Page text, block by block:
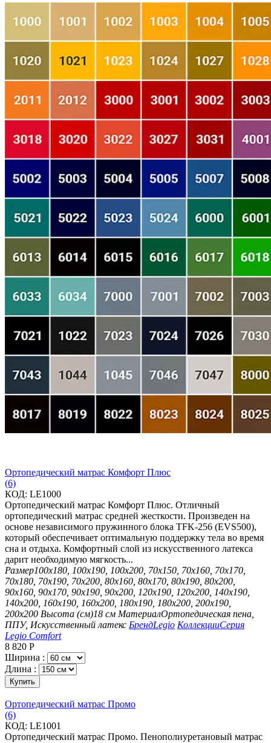
Ортопедический матрас Комфорт Плюс
(6)
КОД: LE1000
Ортопедический матрас Комфорт Плюс. Отличный
ортопедический матрас средней жесткости. Произведен на
основе независимого пружинного блока TFK-256 (EVS500),
который обеспечивает оптимальную поддержку тела во время
сна и отдыха. Комфортный слой из искусственного латекса
дарит необходимую мягкость...
Размер100х180, 100х190, 100х200, 70х150, 70х160, 70х170,
70х180, 70х190, 70х200, 80х160, 80х170, 80х190, 80х200,
90х160, 90х170, 90х190, 90х200, 120х190, 120х200, 140х190,
140х200, 160х190, 160х200, 180х190, 180х200, 200х190,
200х200 Высота (см)18 см МатериалОртопедическая пена,
ППУ, Искусственный латекс БрендLegio КоллекцииСерия
Legio Comfort
8 820 Р
Ширина :
Длина :
Купить
Ортопедический матрас Промо
(6)
КОД: LE1001
Ортопедический матрас Промо. Пенополиуретановый матрас